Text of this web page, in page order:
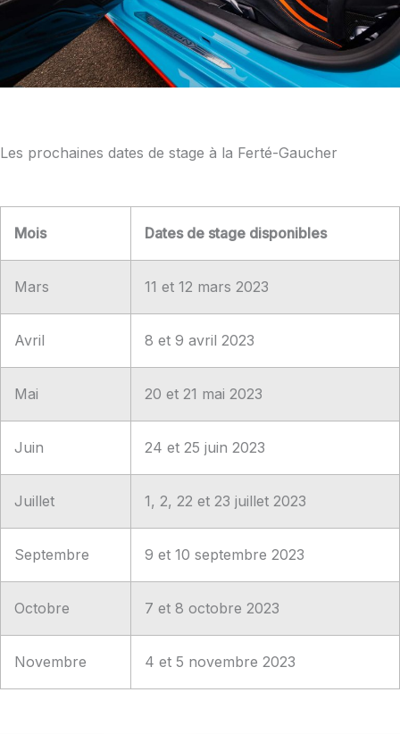
Les prochaines dates de stage à la Ferté-Gaucher
Mois Dates de stage disponibles
Mars 11 et 12 mars 2023
Avril 8 et 9 avril 2023
Mai 20 et 21 mai 2023
Juin 24 et 25 juin 2023
Juillet 1, 2, 22 et 23 juillet 2023
Septembre 9 et 10 septembre 2023
Octobre 7 et 8 octobre 2023
Novembre 4 et 5 novembre 2023